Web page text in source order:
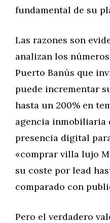
fundamental de su
Las razones son
analizan los
Puerto Banús que
puede incrementar
hasta un 200% en
agencia inmobiliaria
presencia digital
«comprar villa lujo
su coste por lead
comparado con
Pero el verdadero